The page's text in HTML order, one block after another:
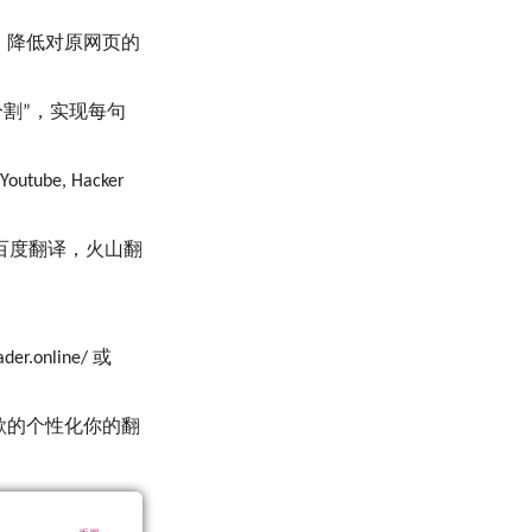
低对原网页的
”，实现每句
Hacker
度翻译，火山翻
或
的个性化你的翻